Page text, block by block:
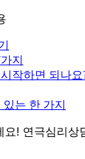
지
작하면 되나요
는 한 가지
요! 연극심리상